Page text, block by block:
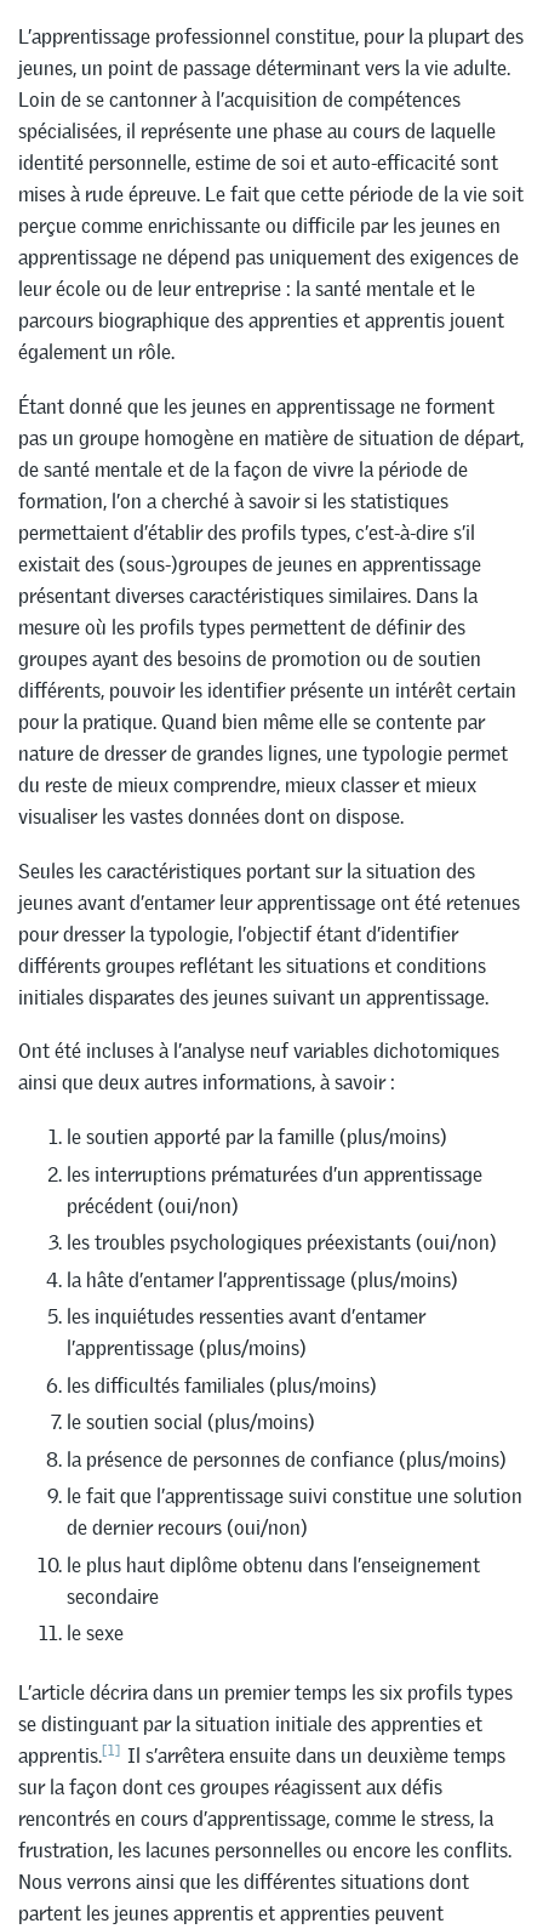
L’apprentissage professionnel constitue, pour la plupart des
jeunes, un point de passage déterminant vers la vie adulte.
Loin de se cantonner à l’acquisition de compétences
spécialisées, il représente une phase au cours de laquelle
identité personnelle, estime de soi et auto-efficacité sont
mises à rude épreuve. Le fait que cette période de la vie soit
perçue comme enrichissante ou difficile par les jeunes en
apprentissage ne dépend pas uniquement des exigences de
leur école ou de leur entreprise : la santé mentale et le
parcours biographique des apprenties et apprentis jouent
également un rôle.
Étant donné que les jeunes en apprentissage ne forment
pas un groupe homogène en matière de situation de départ,
de santé mentale et de la façon de vivre la période de
formation, l’on a cherché à savoir si les statistiques
permettaient d’établir des profils types, c’est-à-dire s’il
existait des (sous-)groupes de jeunes en apprentissage
présentant diverses caractéristiques similaires. Dans la
mesure où les profils types permettent de définir des
groupes ayant des besoins de promotion ou de soutien
différents, pouvoir les identifier présente un intérêt certain
pour la pratique. Quand bien même elle se contente par
nature de dresser de grandes lignes, une typologie permet
du reste de mieux comprendre, mieux classer et mieux
visualiser les vastes données dont on dispose.
Seules les caractéristiques portant sur la situation des
jeunes avant d’entamer leur apprentissage ont été retenues
pour dresser la typologie, l’objectif étant d’identifier
différents groupes reflétant les situations et conditions
initiales disparates des jeunes suivant un apprentissage.
Ont été incluses à l’analyse neuf variables dichotomiques
ainsi que deux autres informations, à savoir :
le soutien apporté par la famille (plus/moins)
les interruptions prématurées d’un apprentissage
précédent (oui/non)
les troubles psychologiques préexistants (oui/non)
la hâte d’entamer l’apprentissage (plus/moins)
les inquiétudes ressenties avant d’entamer
l’apprentissage (plus/moins)
les difficultés familiales (plus/moins)
le soutien social (plus/moins)
la présence de personnes de confiance (plus/moins)
le fait que l’apprentissage suivi constitue une solution
de dernier recours (oui/non)
le plus haut diplôme obtenu dans l’enseignement
secondaire
le sexe
L’article décrira dans un premier temps les six profils types
se distinguant par la situation initiale des apprenties et
apprentis.[1] Il s’arrêtera ensuite dans un deuxième temps
sur la façon dont ces groupes réagissent aux défis
rencontrés en cours d’apprentissage, comme le stress, la
frustration, les lacunes personnelles ou encore les conflits.
Nous verrons ainsi que les différentes situations dont
partent les jeunes apprentis et apprenties peuvent